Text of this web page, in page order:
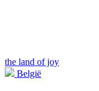
the land of joy
België